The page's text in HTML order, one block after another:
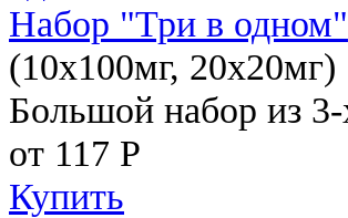
Набор "Три в одном"
(10x100мг, 20x20мг)
Большой набор из 3-
от 117 Р
Купить